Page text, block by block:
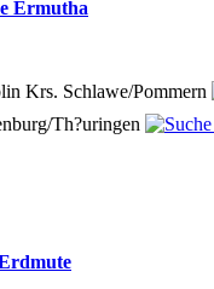
Ermutha
Krs. Schlawe/Pommern
Th?uringen